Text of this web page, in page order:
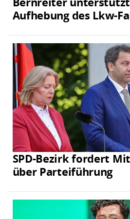
Aufhebung des Lkw-
SPD-Bezirk fordert
über Parteiführung